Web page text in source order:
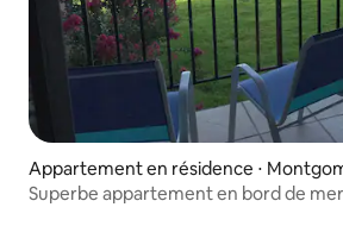
Appartement en résidence ⋅
Superbe appartement en bord de